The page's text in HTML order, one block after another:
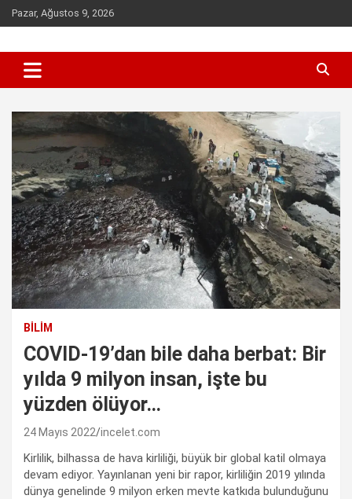
Skip
to
Pazar, Ağustos 9, 2026
incelet.com
BILIM
COVID-19’dan bile daha berbat: Bir
yılda 9 milyon insan, işte bu
yüzden ölüyor…
24 Mayıs 2022 incelet.com
Kirlilik, bilhassa de hava kirliliği, büyük bir global katil olmaya
devam ediyor. Yayınlanan yeni bir rapor, kirliliğin 2019 yılında
dünya genelinde 9 milyon erken mevte katkıda bulunduğunu